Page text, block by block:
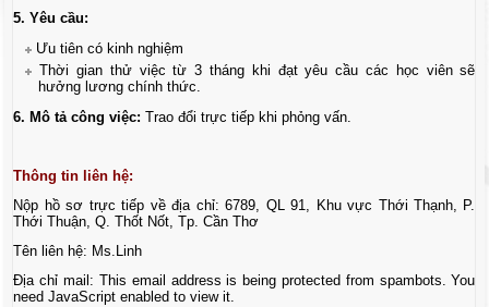
5. Yêu cầu:
Ưu tiên có kinh nghiệm
Thời gian thử việc từ 3 tháng khi đạt yêu cầu các học viên sẽ
hưởng lương chính thức.
6. Mô tả công việc: Trao đổi trực tiếp khi phỏng vấn.
Thông tin liên hệ:
Nộp hồ sơ trực tiếp về địa chỉ: 6789, QL 91, Khu vực Thới Thạnh, P.
Thới Thuận, Q. Thốt Nốt, Tp. Cần Thơ
Tên liên hệ: Ms.Linh
Địa chỉ mail: This email address is being protected from spambots. You
need JavaScript enabled to view it.